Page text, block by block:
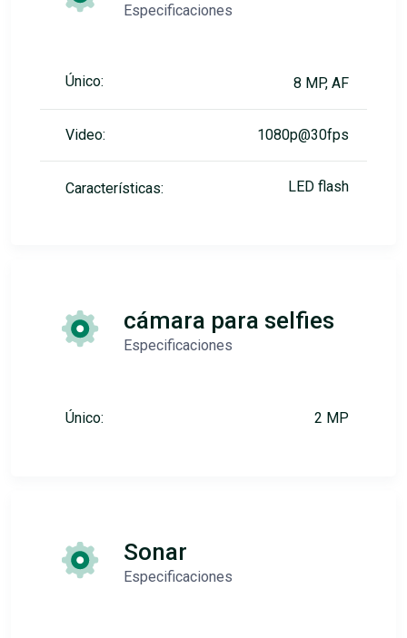
Especificaciones
Único: 8 MP, AF
Video: 1080p@30fps
Características: LED flash
cámara para selfies
Especificaciones
Único: 2 MP
Sonar
Especificaciones